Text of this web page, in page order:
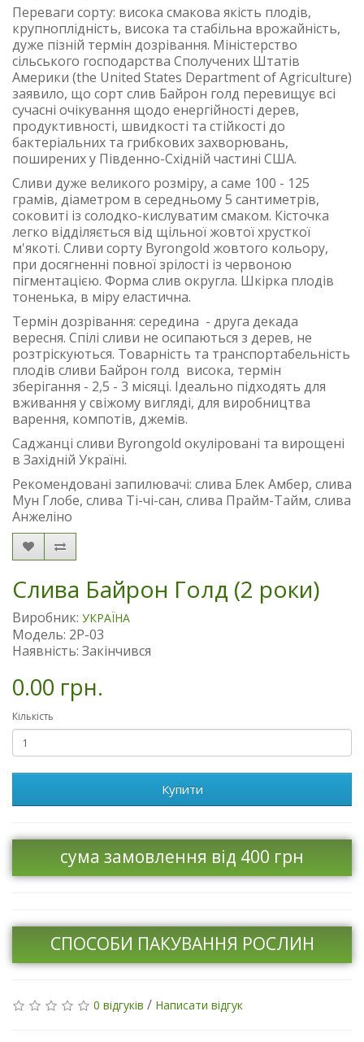
Переваги сорту: висока смакова якість плодів,
крупноплідність, висока та стабільна врожайність,
дуже пізній термін дозрівання. Міністерство
сільського господарства Сполучених Штатів
Америки (the United States Department of Agriculture)
заявило, що сорт слив Байрон голд перевищує всі
сучасні очікування щодо енергійності дерев,
продуктивності, швидкості та стійкості до
бактеріальних та грибкових захворювань,
поширених у Південно-Східній частині США.
Сливи дуже великого розміру, а саме 100 - 125
грамів, діаметром в середньому 5 сантиметрів,
соковиті із солодко-кислуватим смаком. Кісточка
легко відділяється від щільної жовтої хрусткої
м'якоті. Cливи сорту Byrongold жовтого кольору,
при досягненні повної зрілості із червоною
пігментацією. Форма слив округла. Шкірка плодів
тоненька, в міру еластична.
Термін дозрівання: середина - друга декада
вересня. Спілі сливи не осипаються з дерев, не
розтріскуються. Товарність та транспортабельність
плодів сливи Байрон голд висока, термін
зберігання - 2,5 - 3 місяці. Ідеально підходять для
вживання у свіжому вигляді, для виробництва
варення, компотів, джемів.
Саджанці сливи Byrongold окуліровані та вирощені
в Західній Україні.
Рекомендовані запилювачі: слива Блек Амбер, слива
Мун Глобе, слива Ті-чі-сан, слива Прайм-Тайм, слива
Анжеліно
Слива Байрон Голд (2 роки)
Виробник: УКРАЇНА
Модель: 2P-03
Наявність: Закінчився
0.00 грн.
Кількість
Купити
сума замовлення від 400 грн
СПОСОБИ ПАКУВАННЯ РОСЛИН
0 відгуків / Написати відгук